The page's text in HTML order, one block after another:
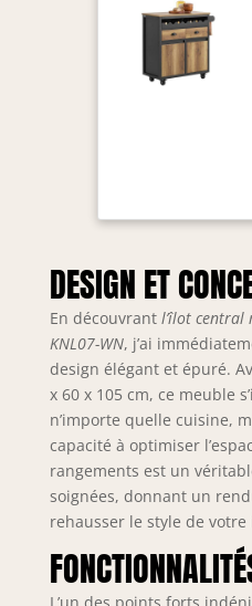
DESIGN ET
En découvrant l’îlot central
KNL07-WN, j’ai
design élégant et épuré.
x 60 x 105 cm, ce meuble
n’importe quelle cuisine,
capacité à optimiser
rangements est un
soignées, donnant un
rehausser le style de